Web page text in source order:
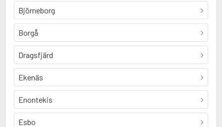
Björneborg
Borgå
Dragsfjärd
Ekenäs
Enontekis
Esbo